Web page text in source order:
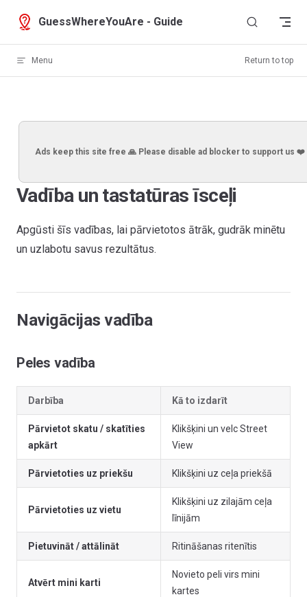
Skip to content
GuessWhereYouAre - Guide
Menu Return to top
Ads keep this site free 🙏 Please disable ad blocker to support us ❤️
Vadība un tastatūras īsceļi
Apgūsti šīs vadības, lai pārvietotos ātrāk, gudrāk minētu
un uzlabotu savus rezultātus.
Navigācijas vadība
Peles vadība
Darbība Kā to izdarīt
Pārvietot skatu / skatīties
apkārt
Klikšķini un velc Street
View
Pārvietoties uz priekšu Klikšķini uz ceļa priekšā
Pārvietoties uz vietu
Klikšķini uz zilajām ceļa
līnijām
Pietuvināt / attālināt Ritināšanas ritenītis
Atvērt mini karti
Novieto peli virs mini
kartes